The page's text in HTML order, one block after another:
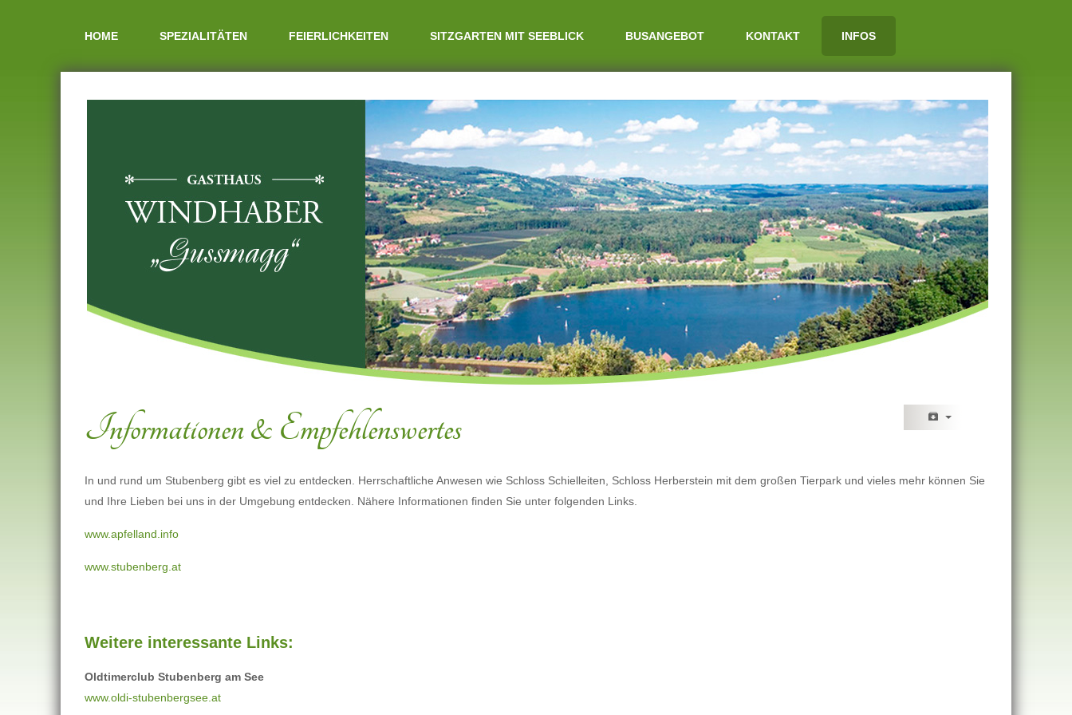
HOME SPEZIALITÄTEN FEIERLICHKEITEN SITZGARTEN MIT SEEBLICK BUSANGEBOT KONTAKT INFOS
Informationen & Empfehlenswertes
In und rund um Stubenberg gibt es viel zu entdecken. Herrschaftliche Anwesen wie Schloss Schielleiten, Schloss Herberstein mit dem großen Tierpark und vieles mehr können Sie
und Ihre Lieben bei uns in der Umgebung entdecken. Nähere Informationen finden Sie unter folgenden Links.
www.apfelland.info
www.stubenberg.at
Weitere interessante Links:
Oldtimerclub Stubenberg am See
www.oldi-stubenbergsee.at